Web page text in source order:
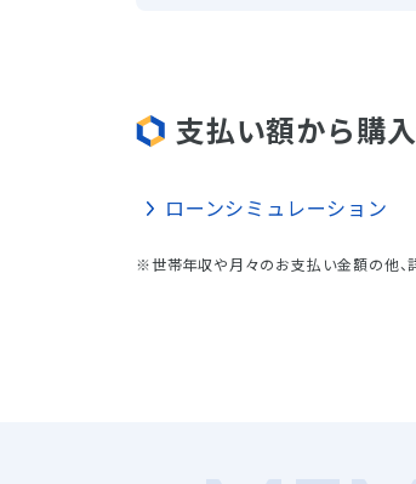
支払い額から購
ローンシミュレーション
※世帯年収や月々のお支払い金額の他、